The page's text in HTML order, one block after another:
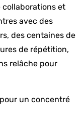
collaborations et
avec des
des centaines de
de répétition,
relâche pour
un concentré